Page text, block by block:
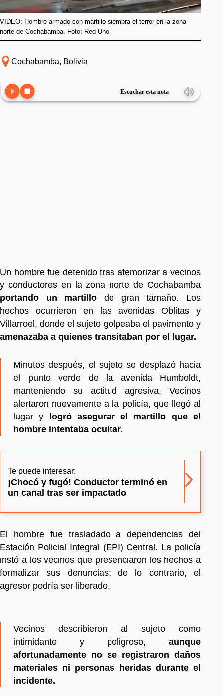
VIDEO: Hombre armado con martillo siembra el terror en la zona
norte de Cochabamba. Foto: Red Uno
Cochabamba, Bolivia
Escuchar esta nota
Un hombre fue detenido tras atemorizar a vecinos
y conductores en la zona norte de Cochabamba
portando un martillo de gran tamaño. Los
hechos ocurrieron en las avenidas Oblitas y
Villarroel, donde el sujeto golpeaba el pavimento y
amenazaba a quienes transitaban por el lugar.
Minutos después, el sujeto se desplazó hacia
el punto verde de la avenida Humboldt,
manteniendo su actitud agresiva. Vecinos
alertaron nuevamente a la policía, que llegó al
lugar y logró asegurar el martillo que el
hombre intentaba ocultar.
Te puede interesar:
¡Chocó y fugó! Conductor terminó en
un canal tras ser impactado
El hombre fue trasladado a dependencias del
Estación Policial Integral (EPI) Central. La policía
instó a los vecinos que presenciaron los hechos a
formalizar sus denuncias; de lo contrario, el
agresor podría ser liberado.
Vecinos describieron al sujeto como
intimidante y peligroso, aunque
afortunadamente no se registraron daños
materiales ni personas heridas durante el
incidente.